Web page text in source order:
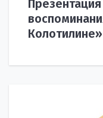
Колотилине»